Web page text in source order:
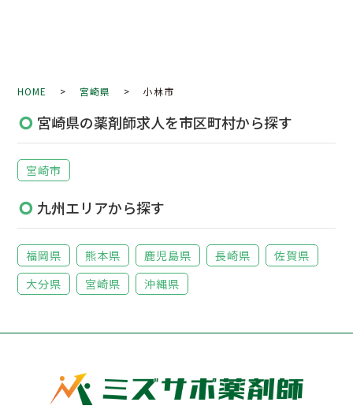
HOME > 宮崎県 > 小林市
宮崎県の薬剤師求人を市区町村から探す
宮崎市
九州エリアから探す
福岡県 熊本県 鹿児島県 長崎県
佐賀県
大分県
宮崎県 沖縄県